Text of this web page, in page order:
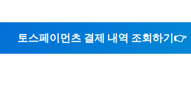
토스페이먼츠 결제 내역 조회하기 👉